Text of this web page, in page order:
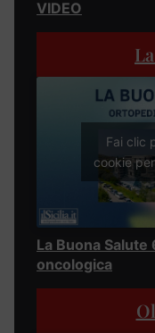
VIDEO
Fai clic
cookie
La Buona
oncologica